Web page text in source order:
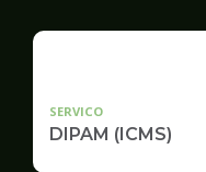
SERVICO
DIPAM (ICMS)